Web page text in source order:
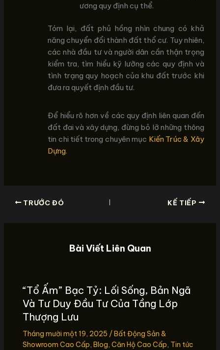
ương quy định cụ thể.
Tóm lại, đất phủ hồng nhìn chung có khả
năng chuyển đổi thành đất thổ cư. Tuy nhiên,
các nhà đầu tư và người dân cần thận trọng
kiểm tra, tìm hiểu kỹ lưỡng các quy định và
tình trạng quy hoạch của khu đất trước khi
đưa ra quyết định đầu tư.
Để hiểu rõ hơn về các quy định liên quan đến
đất đai và xây dựng, đừng bỏ lỡ những thông
tin chi tiết trong chuyên mục Kiến Trúc & Xây
Dựng.
TRƯỚC ĐÓ KẾ TIẾP
Bài Viết Liên Quan
“Tổ Ấm” Bạc Tỷ: Lối Sống, Bản Ngã
Và Tư Duy Đầu Tư Của Tầng Lớp
Thượng Lưu
Tháng mười một 19, 2025 /Bất Động Sản &
Showroom Cao Cấp, Blog, Căn Hộ Cao Cấp, Tin tức